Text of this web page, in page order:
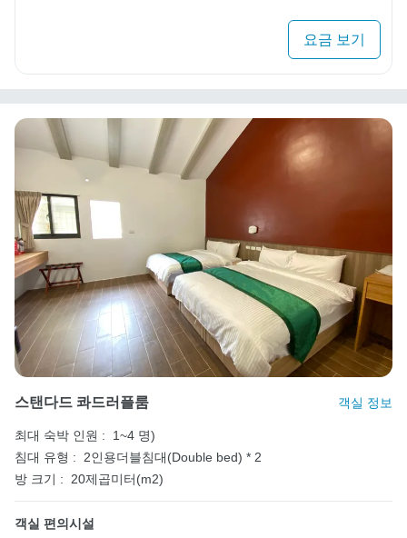
요금 보기
스탠다드 콰드러플룸 객실 정보
최대 숙박 인원 :
1~4 명)
침대 유형 : 2인용더블침대(Double bed) * 2
방 크기 : 20제곱미터(m2)
객실 편의시설